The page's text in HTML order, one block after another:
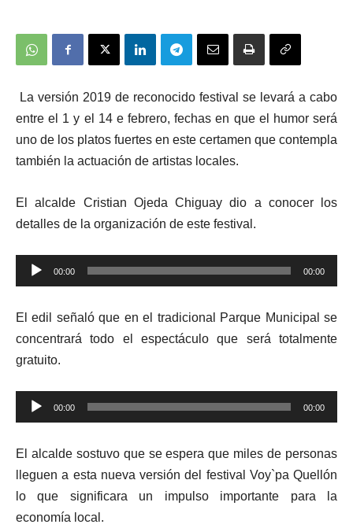
La versión 2019 de reconocido festival se levará a cabo
entre el 1 y el 14 e febrero, fechas en que el humor será
uno de los platos fuertes en este certamen que contempla
también la actuación de artistas locales.
El alcalde Cristian Ojeda Chiguay dio a conocer los
detalles de la organización de este festival.
Reproductor
de
00:00 00:00
El edil señaló que en el tradicional Parque Municipal se
concentrará todo el espectáculo que será totalmente
gratuito.
Reproductor
de
00:00 00:00
El alcalde sostuvo que se espera que miles de personas
lleguen a esta nueva versión del festival Voy`pa Quellón
lo que significara un impulso importante para la
economía local.